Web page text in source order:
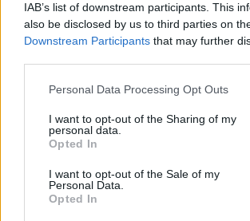
IAB’s list of downstream participants. This
also be disclosed by us to third parties on
Downstream Participants that may further
Please note that this website/app uses one
not limited to your visit or usage behaviour.
grant or deny consent to Google and its
use your data for below specified purposes
consent section.
Personal Data Processing Opt Outs
I want to opt-out of the Sharing of my
personal data.
Opted In
I want to opt-out of the Sale of my
Personal Data.
Opted In
Και -τι τραγική ειρωνεία- αύριο
Ολομέλεια ο νέος Κώδικας χωρίς εσύ
οποίο αποφασίσαμε από εδώ και στο
το όνομά σου.
Γιατί σε όποιο πόστο και αν σου
εργαστείς, ποτέ δεν ακούστηκε
έντασης. Εχθροί και φίλοι, βλέπεις,